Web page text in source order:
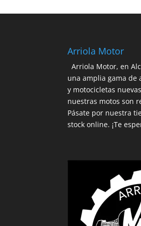
Arriola Motor
Arriola Motor, en
una amplia gama de
y motocicletas
nuestras motos son
Pásate por nuestra
stock online. ¡Te